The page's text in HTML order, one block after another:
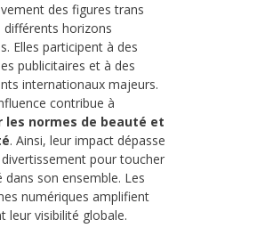
des figures trans
différents horizons
Elles participent à des
publicitaires et à des
internationaux majeurs.
contribue à
les normes de beauté et
. Ainsi, leur impact dépasse
pour toucher
dans son ensemble. Les
numériques amplifient
leur visibilité globale.